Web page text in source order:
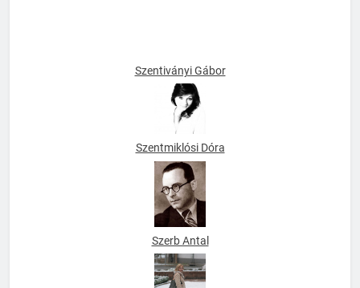
Szentmiklósi Dóra
Szerb Antal
Szoboszlai Krisztina